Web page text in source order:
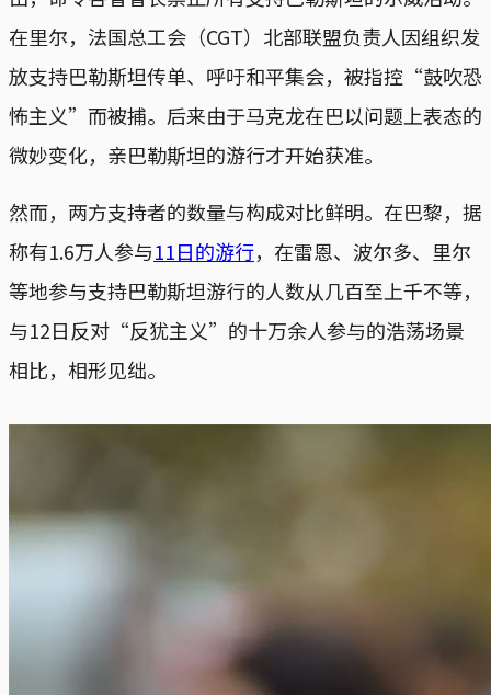
在里尔，法国总工会（CGT）北部联盟负责人因组织发
放支持巴勒斯坦传单、呼吁和平集会，被指控“鼓吹恐
怖主义”而被捕。后来由于马克龙在巴以问题上表态的
微妙变化，亲巴勒斯坦的游行才开始获准。
然而，两方支持者的数量与构成对比鲜明。在巴黎，据
称有1.6万人参与11日的游行，在雷恩、波尔多、里尔
等地参与支持巴勒斯坦游行的人数从几百至上千不等，
与12日反对“反犹主义”的十万余人参与的浩荡场景
相比，相形见绌。